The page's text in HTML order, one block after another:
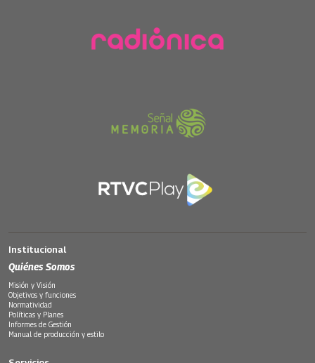
Institucional
Quiénes Somos
Misión y Visión
Objetivos y funciones
Normatividad
Políticas y Planes
Informes de Gestión
Manual de producción y estilo